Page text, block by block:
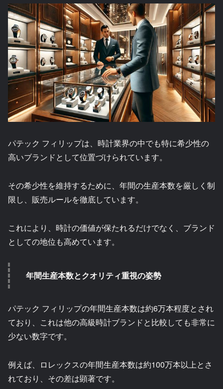
パテック フィリップは、時計業界の中でも特に希少性の
高いブランドとして位置づけられています。
その希少性を維持するために、年間の生産本数を厳しく制
限し、販売ルールを徹底しています。
これにより、時計の価値が保たれるだけでなく、ブランド
としての地位も高めています。
年間生産本数とクオリティ重視の姿勢
パテック フィリップの年間生産本数は約6万本程度とされ
ており、これは他の高級時計ブランドと比較しても非常に
少ない数字です。
例えば、ロレックスの年間生産本数は約100万本以上とさ
れており、その差は顕著です。